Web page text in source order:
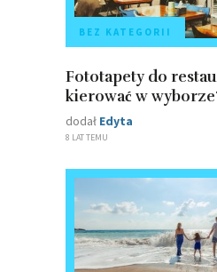
BEZ KATEGORII
Fototapety do
kierować w
dodał Edyta
8 LAT TEMU